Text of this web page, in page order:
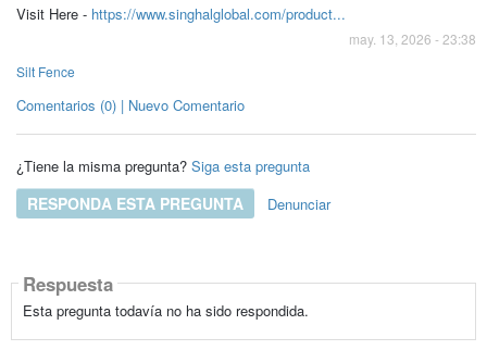
Visit Here - https://www.singhalglobal.com/product...
may. 13, 2026 - 23:38
Silt Fence
Comentarios (0) | Nuevo Comentario
¿Tiene la misma pregunta? Siga esta pregunta
RESPONDA ESTA PREGUNTA Denunciar
Respuesta
Esta pregunta todavía no ha sido respondida.